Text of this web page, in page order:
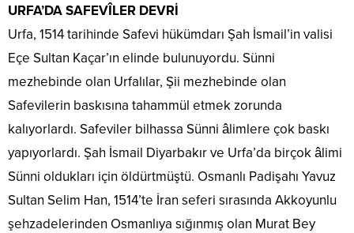
URFA’DA SAFEVÎLER DEVRİ
Urfa, 1514 tarihinde Safevi hükümdarı Şah İsmail’in valisi
Eçe Sultan Kaçar’ın elinde bulunuyordu. Sünni
mezhebinde olan Urfalılar, Şii mezhebinde olan
Safevilerin baskısına tahammül etmek zorunda
kalıyorlardı. Safeviler bilhassa Sünni âlimlere çok baskı
yapıyorlardı. Şah İsmail Diyarbakır ve Urfa’da birçok âlimi
Sünni oldukları için öldürtmüştü. Osmanlı Padişahı Yavuz
Sultan Selim Han, 1514’te İran seferi sırasında Akkoyunlu
şehzadelerinden Osmanlıya sığınmış olan Murat Bey